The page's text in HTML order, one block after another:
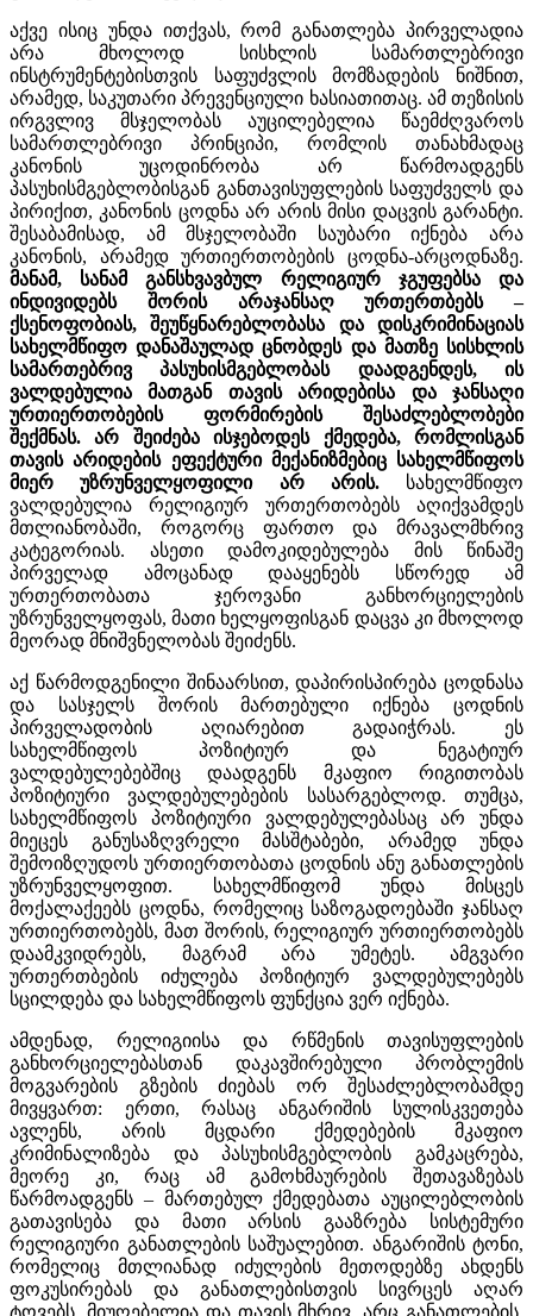
აქვე ისიც უნდა ითქვას, რომ განათლება პირველადია
არა მხოლოდ სისხლის სამართლებრივი
ინსტრუმენტებისთვის საფუძვლის მომზადების ნიშნით,
არამედ, საკუთარი პრევენციული ხასიათითაც. ამ თეზისის
ირგვლივ მსჯელობას აუცილებელია წაემძღვაროს
სამართლებრივი პრინციპი, რომლის თანახმადაც
კანონის უცოდინრობა არ წარმოადგენს
პასუხისმგებლობისგან განთავისუფლების საფუძველს და
პირიქით, კანონის ცოდნა არ არის მისი დაცვის გარანტი.
შესაბამისად, ამ მსჯელობაში საუბარი იქნება არა
კანონის, არამედ ურთიერთობების ცოდნა-არცოდნაზე.
მანამ, სანამ განსხვავბულ რელიგიურ ჯგუფებსა და
ინდივიდებს შორის არაჯანსაღ ურთერთბებს –
ქსენოფობიას, შეუწყნარებლობასა და დისკრიმინაციას
სახელმწიფო დანაშაულად ცნობდეს და მათზე სისხლის
სამართებრივ პასუხისმგებლობას დაადგენდეს, ის
ვალდებულია მათგან თავის არიდებისა და ჯანსაღი
ურთიერთობების ფორმირების შესაძლებლობები
შექმნას. არ შეიძება ისჯებოდეს ქმედება, რომლისგან
თავის არიდების ეფექტური მექანიზმებიც სახელმწიფოს
მიერ უზრუნველყოფილი არ არის. სახელმწიფო
ვალდებულია რელიგიურ ურთერთობებს აღიქვამდეს
მთლიანობაში, როგორც ფართო და მრავალმხრივ
კატეგორიას. ასეთი დამოკიდებულება მის წინაშე
პირველად ამოცანად დააყენებს სწორედ ამ
ურთერთობათა ჯეროვანი განხორციელების
უზრუნველყოფას, მათი ხელყოფისგან დაცვა კი მხოლოდ
მეორად მნიშვნელობას შეიძენს.
აქ წარმოდგენილი შინაარსით, დაპირისპირება ცოდნასა
და სასჯელს შორის მართებული იქნება ცოდნის
პირველადობის აღიარებით გადაიჭრას. ეს
სახელმწიფოს პოზიტიურ და ნეგატიურ
ვალდებულებებშიც დაადგენს მკაფიო რიგითობას
პოზიტიური ვალდებულებების სასარგებლოდ. თუმცა,
სახელმწიფოს პოზიტიური ვალდებულებასაც არ უნდა
მიეცეს განუსაზღვრელი მასშტაბები, არამედ უნდა
შემოიზღუდოს ურთიერთობათა ცოდნის ანუ განათლების
უზრუნველყოფით. სახელმწიფომ უნდა მისცეს
მოქალაქეებს ცოდნა, რომელიც საზოგადოებაში ჯანსაღ
ურთიერთობებს, მათ შორის, რელიგიურ ურთიერთობებს
დაამკვიდრებს, მაგრამ არა უმეტეს. ამგვარი
ურთერთბების იძულება პოზიტიურ ვალდებულებებს
სცილდება და სახელმწიფოს ფუნქცია ვერ იქნება.
ამდენად, რელიგიისა და რწმენის თავისუფლების
განხორციელებასთან დაკავშირებული პრობლემის
მოგვარების გზების ძიებას ორ შესაძლებლობამდე
მივყვართ: ერთი, რასაც ანგარიშის სულისკვეთება
ავლენს, არის მცდარი ქმედებების მკაფიო
კრიმინალიზება და პასუხისმგებლობის გამკაცრება,
მეორე კი, რაც ამ გამოხმაურების შეთავაზებას
წარმოადგენს – მართებულ ქმედებათა აუცილებლობის
გათავისება და მათი არსის გააზრება სისტემური
რელიგიური განათლების საშუალებით. ანგარიშის ტონი,
რომელიც მთლიანად იძულების მეთოდებზე ახდენს
ფოკუსირებას და განათლებისთვის სივრცეს აღარ
ტოვებს, მიუღებელია და თავის მხრივ, არც განათლების,